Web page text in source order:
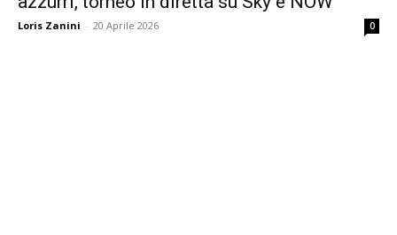
Loris Zanini - 20 Aprile 2026 0